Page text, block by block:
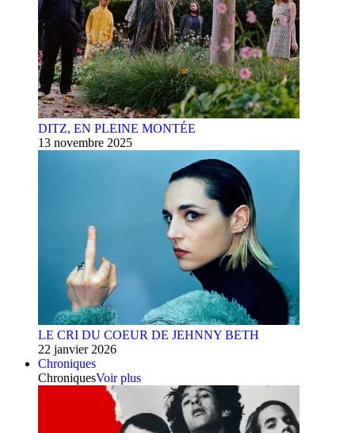
DITZ, EN PLEINE MONTÉE
13 novembre 2025
LE CRI DU COEUR DE JEHNNY BETH
22 janvier 2026
Chroniques
ChroniquesVoir plus